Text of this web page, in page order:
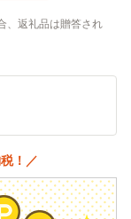
、返礼品は贈答され
！／